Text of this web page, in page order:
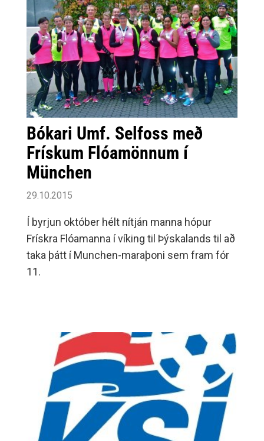
vaktaðar rútuferðir í bestu æfingaaðstöðuna
á Suðurlandi yfir vetrartímann í
Hamarshöllinni í Hveragerði." Þetta er frábær
þjónusta við íbúa á Selfossi þar sem lagt er
upp úr metnaði og
fagmennsku.Verðlagseftirlitið tók saman
æfingagjöld í knattspyrnu hjá
sextán íþróttafélögum víðsvegar um landið.
Bókari Umf. Selfoss með
Frískum Flóamönnum í
München
29.10.2015
Í byrjun október hélt nítján manna hópur
Frískra Flóamanna í víking til Þýskalands til að
taka þátt í Munchen-maraþoni sem fram fór
11.